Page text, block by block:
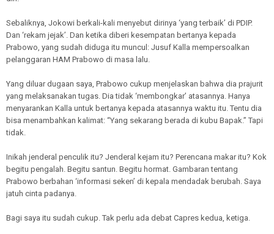
Sebaliknya, Jokowi berkali-kali menyebut dirinya ‘yang terbaik’ di PDIP.
Dan ‘rekam jejak’. Dan ketika diberi kesempatan bertanya kepada
Prabowo, yang sudah diduga itu muncul: Jusuf Kalla mempersoalkan
pelanggaran HAM Prabowo di masa lalu.
Yang diluar dugaan saya, Prabowo cukup menjelaskan bahwa dia prajurit
yang melaksanakan tugas. Dia tidak ‘membongkar’ atasannya. Hanya
menyarankan Kalla untuk bertanya kepada atasannya waktu itu. Tentu dia
bisa menambahkan kalimat: “Yang sekarang berada di kubu Bapak.” Tapi
tidak.
Inikah jenderal penculik itu? Jenderal kejam itu? Perencana makar itu? Kok
begitu pengalah. Begitu santun. Begitu hormat. Gambaran tentang
Prabowo berbahan ‘informasi seken’ di kepala mendadak berubah. Saya
jatuh cinta padanya.
Bagi saya itu sudah cukup. Tak perlu ada debat Capres kedua, ketiga.